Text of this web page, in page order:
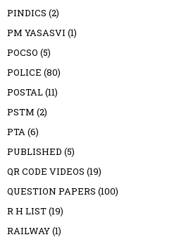
PINDICS (2)
PM YASASVI (1)
POCSO (5)
POLICE (80)
POSTAL(11)
PSTM (2)
PTA (6)
PUBLISHED (5)
QR CODE VIDEOS (19)
QUESTION PAPERS (100)
R H LIST(19)
RAILWAY(1)